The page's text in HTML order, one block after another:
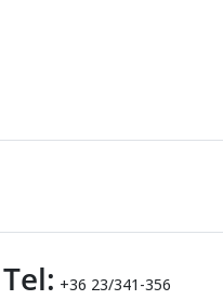
Tel: +36 23/341-356